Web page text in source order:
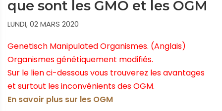
que sont les GMO et les OGM
LUNDI, 02 MARS 2020
Genetisch Manipulated Organismes. (Anglais)
Organismes génétiquement modifiés.
Sur le lien ci-dessous vous trouverez les avantages
et surtout les inconvénients des OGM.
En savoir plus sur les OGM